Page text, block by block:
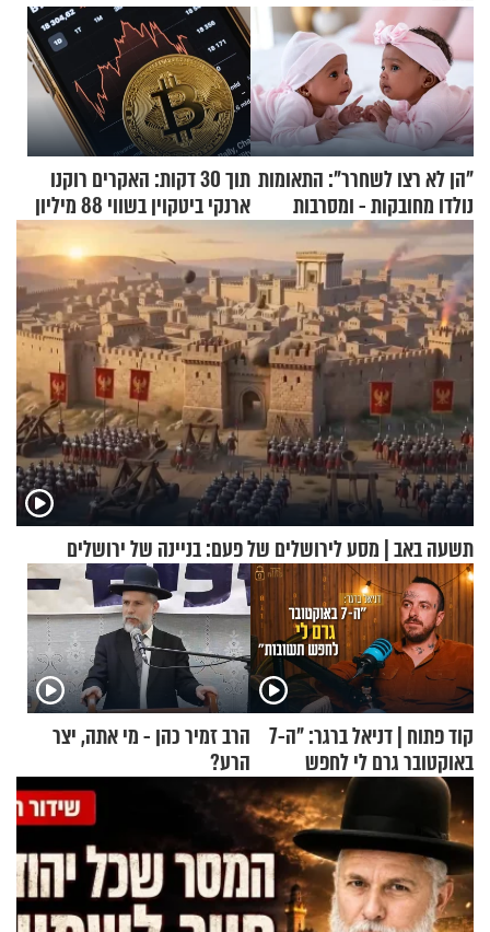
"הן לא רצו לשחרר": התאומות
נולדו מחובקות - ומסרבות
להיפרד
תוך 30 דקות: האקרים רוקנו
ארנקי ביטקוין בשווי 88 מיליון
דולר
תשעה באב | מסע לירושלים של פעם: בניינה של ירושלים
קוד פתוח | דניאל ברגר: "ה-7
באוקטובר גרם לי לחפש
תשובות"
הרב זמיר כהן - מי אתה, יצר
הרע?